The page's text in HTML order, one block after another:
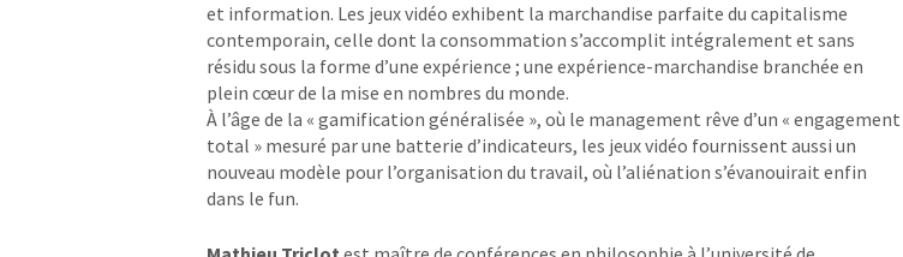
et information. Les jeux vidéo exhibent la marchandise parfaite du capitalisme
contemporain, celle dont la consommation s’accomplit intégralement et sans
résidu sous la forme d’une expérience ; une expérience-marchandise branchée en
plein cœur de la mise en nombres du monde.
À l’âge de la « gamification généralisée », où le management rêve d’un « engagement
total » mesuré par une batterie d’indicateurs, les jeux vidéo fournissent aussi un
nouveau modèle pour l’organisation du travail, où l’aliénation s’évanouirait enfin
dans le fun.